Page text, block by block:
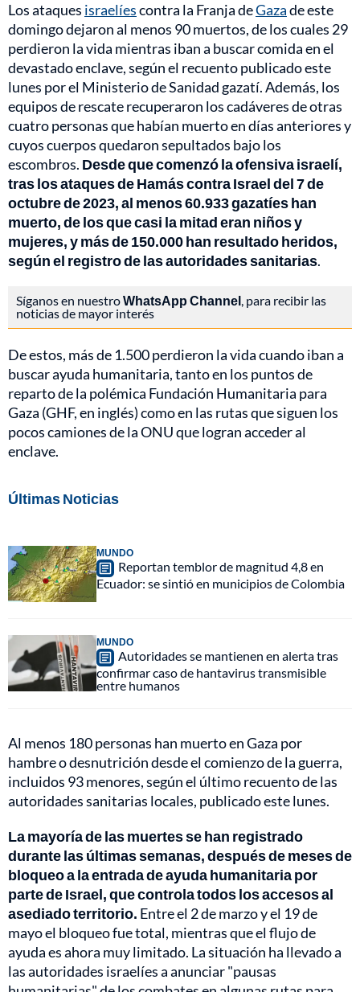
Los ataques israelíescontra la Franja deGazade este
domingo dejaron al menos 90 muertos, de los cuales 29
perdieron la vida mientras iban a buscar comida en el
devastado enclave, según el recuento publicado este
lunes por el Ministerio de Sanidad gazatí. Además, los
equipos de rescate recuperaron los cadáveres de otras
cuatro personas que habían muerto en días anteriores y
cuyos cuerpos quedaron sepultados bajo los
escombros. Desde que comenzó la ofensiva israelí,
tras los ataques de Hamás contra Israel del 7 de
octubre de 2023, al menos 60.933 gazatíes han
muerto, de los que casi la mitad eran niños y
mujeres, y más de 150.000 han resultado heridos,
según el registro de las autoridades sanitarias.
Síganos en nuestroWhatsApp Channel, para recibir las
noticias de mayor interés
De estos, más de 1.500 perdieron la vida cuando iban a
buscar ayuda humanitaria, tanto en los puntos de
reparto de la polémica Fundación Humanitaria para
Gaza (GHF, en inglés) como en las rutas que siguen los
pocos camiones de la ONU que logran acceder al
enclave.
Últimas Noticias
MUNDO
Reportan temblor de magnitud 4,8 en
Ecuador: se sintió en municipios de Colombia
MUNDO
Autoridades se mantienen en alerta tras
confirmar caso de hantavirus transmisible
entre humanos
Al menos 180 personas han muerto en Gaza por
hambre o desnutrición desde el comienzo de la guerra,
incluidos 93 menores, según el último recuento de las
autoridades sanitarias locales, publicado este lunes.
La mayoría de las muertes se han registrado
durante las últimas semanas, después de meses de
bloqueo a la entrada de ayuda humanitaria por
parte de Israel, que controla todos los accesos al
asediado territorio. Entre el 2 de marzo y el 19 de
mayo el bloqueo fue total, mientras que el flujo de
ayuda es ahora muy limitado. La situación ha llevado a
las autoridades israelíes a anunciar "pausas